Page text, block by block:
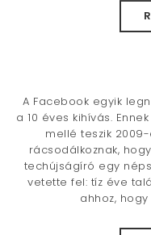
n
A Facebook egyik
a 10 éves kihívás.
mellé teszik
rácsodálkoznak,
techújságíró egy
vetette fel: tíz éve
ahhoz,